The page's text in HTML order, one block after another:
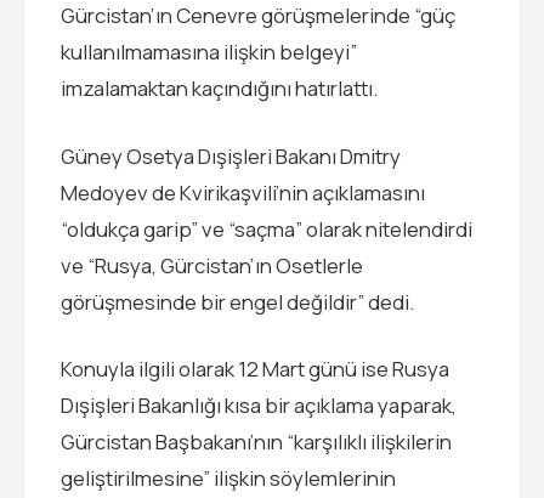
Gürcistan’ın Cenevre görüşmelerinde “güç
kullanılmamasına ilişkin belgeyi”
imzalamaktan kaçındığını hatırlattı.
Güney Osetya Dışişleri Bakanı Dmitry
Medoyev de Kvirikaşvili’nin açıklamasını
“oldukça garip” ve “saçma” olarak nitelendirdi
ve “Rusya, Gürcistan’ın Osetlerle
görüşmesinde bir engel değildir” dedi.
Konuyla ilgili olarak 12 Mart günü ise Rusya
Dışişleri Bakanlığı kısa bir açıklama yaparak,
Gürcistan Başbakanı’nın “karşılıklı ilişkilerin
geliştirilmesine” ilişkin söylemlerinin